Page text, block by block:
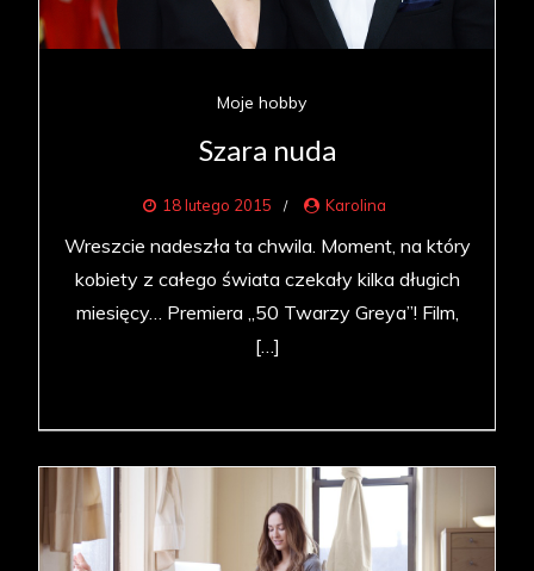
Moje hobby
Szara nuda
18 lutego 2015 Karolina
Wreszcie nadeszła ta chwila. Moment, na który
kobiety z całego świata czekały kilka długich
miesięcy… Premiera „50 Twarzy Greya”! Film,
[…]